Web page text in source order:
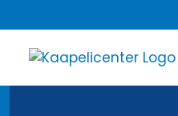
sisältöön